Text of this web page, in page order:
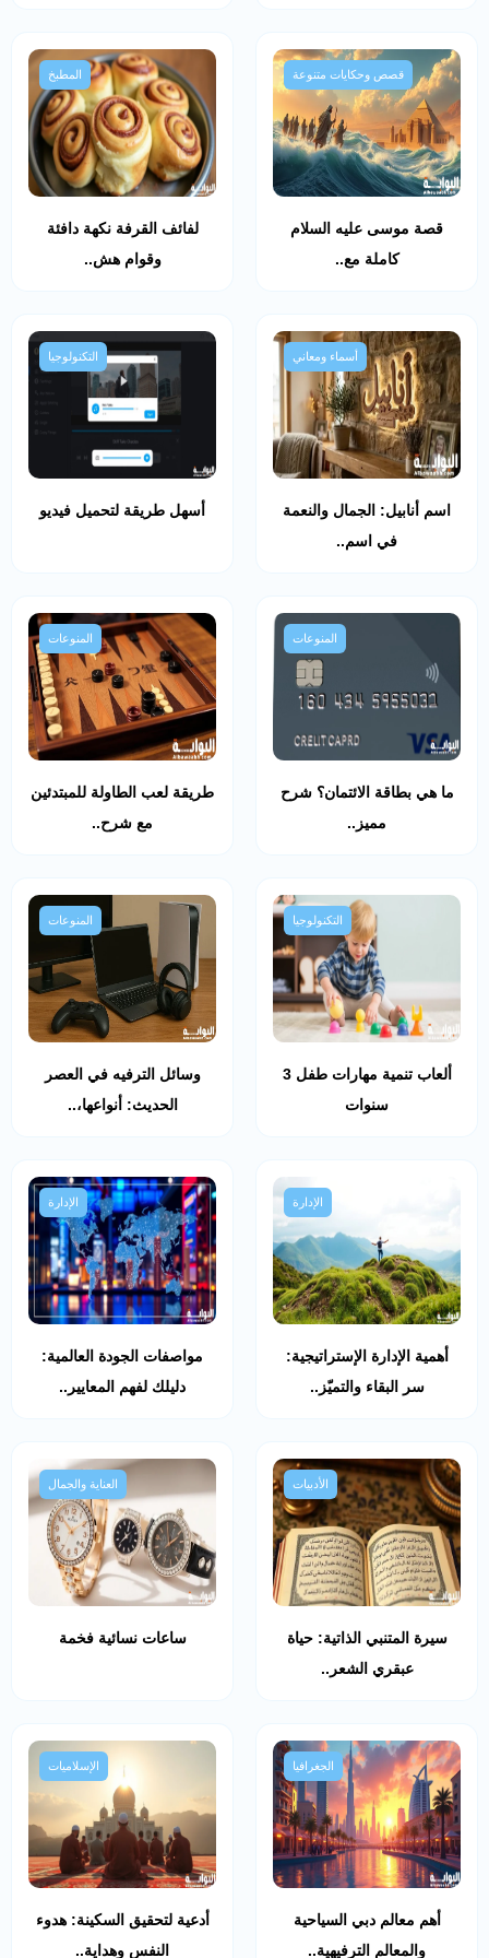
قصص وحكايات متنوعة
قصة موسى عليه السلام
كاملة مع..
المطبخ
لفائف القرفة نكهة دافئة
وقوام هش..
أسماء ومعاني
اسم أنابيل: الجمال والنعمة
في اسم..
التكنولوجيا
أسهل طريقة لتحميل فيديو
المنوعات
ما هي بطاقة الائتمان؟ شرح
مميز..
المنوعات
طريقة لعب الطاولة للمبتدئين
مع شرح..
التكنولوجيا
ألعاب تنمية مهارات طفل 3
سنوات
المنوعات
وسائل الترفيه في العصر
الحديث: أنواعها،..
الإدارة
أهمية الإدارة الإستراتيجية:
سر البقاء والتميّز..
الإدارة
مواصفات الجودة العالمية:
دليلك لفهم المعايير..
الأدبيات
سيرة المتنبي الذاتية: حياة
عبقري الشعر..
العناية والجمال
ساعات نسائية فخمة
الجغرافيا
أهم معالم دبي السياحية
والمعالم الترفيهية..
الإسلاميات
أدعية لتحقيق السكينة: هدوء
النفس وهداية..